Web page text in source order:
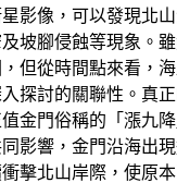
影像，可以發現北
坡腳侵蝕等現象。
但從時間點來看，
探討的關聯性。真
金門俗稱的「漲九
影響，金門沿海出
擊北山岸際，使原